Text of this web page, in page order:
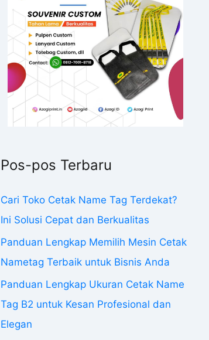
Pos-pos Terbaru
Cari Toko Cetak Name Tag Terdekat?
Ini Solusi Cepat dan Berkualitas
Panduan Lengkap Memilih Mesin Cetak
Nametag Terbaik untuk Bisnis Anda
Panduan Lengkap Ukuran Cetak Name
Tag B2 untuk Kesan Profesional dan
Elegan